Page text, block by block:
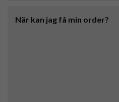
När kan jag få min order?